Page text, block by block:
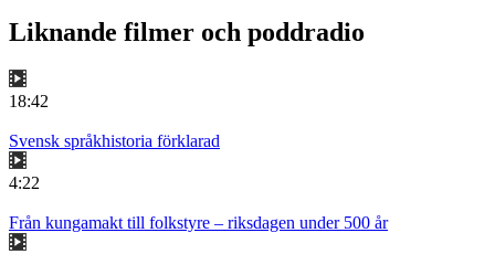
Liknande filmer och poddradio
18:42
Svensk språkhistoria förklarad
4:22
Från kungamakt till folkstyre – riksdagen under 500 år